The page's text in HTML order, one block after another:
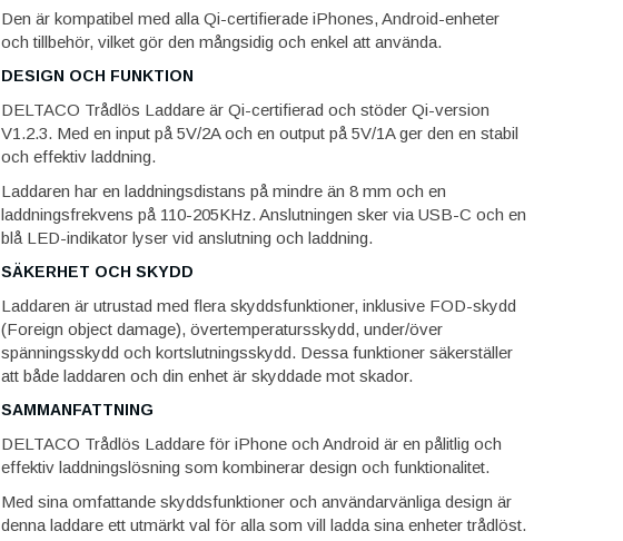
Den är kompatibel med alla Qi-certifierade iPhones, Android-enheter
och tillbehör, vilket gör den mångsidig och enkel att använda.
DESIGN OCH FUNKTION
DELTACO Trådlös Laddare är Qi-certifierad och stöder Qi-version
V1.2.3. Med en input på 5V/2A och en output på 5V/1A ger den en stabil
och effektiv laddning.
Laddaren har en laddningsdistans på mindre än 8 mm och en
laddningsfrekvens på 110-205KHz. Anslutningen sker via USB-C och en
blå LED-indikator lyser vid anslutning och laddning.
SÄKERHET OCH SKYDD
Laddaren är utrustad med flera skyddsfunktioner, inklusive FOD-skydd
(Foreign object damage), övertemperatursskydd, under/över
spänningsskydd och kortslutningsskydd. Dessa funktioner säkerställer
att både laddaren och din enhet är skyddade mot skador.
SAMMANFATTNING
DELTACO Trådlös Laddare för iPhone och Android är en pålitlig och
effektiv laddningslösning som kombinerar design och funktionalitet.
Med sina omfattande skyddsfunktioner och användarvänliga design är
denna laddare ett utmärkt val för alla som vill ladda sina enheter trådlöst.